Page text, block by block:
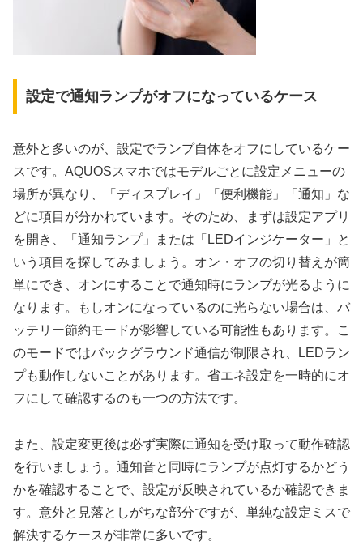
設定で通知ランプがオフになっているケース
意外と多いのが、設定でランプ自体をオフにしているケー
スです。AQUOSスマホではモデルごとに設定メニューの
場所が異なり、「ディスプレイ」「便利機能」「通知」な
どに項目が分かれています。そのため、まずは設定アプリ
を開き、「通知ランプ」または「LEDインジケーター」と
いう項目を探してみましょう。オン・オフの切り替えが簡
単にでき、オンにすることで通知時にランプが光るように
なります。もしオンになっているのに光らない場合は、バ
ッテリー節約モードが影響している可能性もあります。こ
のモードではバックグラウンド通信が制限され、LEDラン
プも動作しないことがあります。省エネ設定を一時的にオ
フにして確認するのも一つの方法です。
また、設定変更後は必ず実際に通知を受け取って動作確認
を行いましょう。通知音と同時にランプが点灯するかどう
かを確認することで、設定が反映されているか確認できま
す。意外と見落としがちな部分ですが、単純な設定ミスで
解決するケースが非常に多いです。